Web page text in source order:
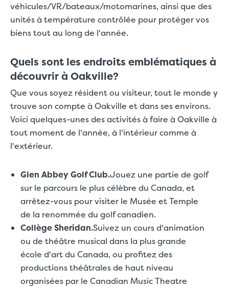
véhicules/VR/bateaux/motomarines, ainsi que des
unités à température contrôlée pour protéger vos
biens tout au long de l'année.
Quels sont les endroits emblématiques à
découvrir à Oakville?
Que vous soyez résident ou visiteur, tout le monde y
trouve son compte à Oakville et dans ses environs.
Voici quelques-unes des activités à faire à Oakville à
tout moment de l'année, à l'intérieur comme à
l'extérieur.
Glen Abbey Golf Club.Jouez une partie de golf
sur le parcours le plus célèbre du Canada, et
arrêtez-vous pour visiter le Musée et Temple
de la renommée du golf canadien.
Collège Sheridan.Suivez un cours d'animation
ou de théâtre musical dans la plus grande
école d'art du Canada, ou profitez des
productions théâtrales de haut niveau
organisées par le Canadian Music Theatre